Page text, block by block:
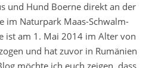
und Hund Boerne direkt an der
im Naturpark Maas-Schwalm-
ist am 1. Mai 2014 im Alter von
und hat zuvor in Rumänien